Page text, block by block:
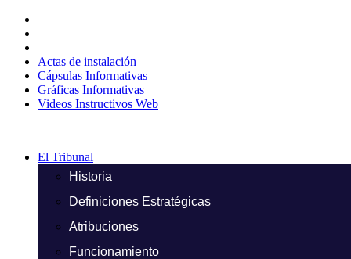
contenido
Actas de instalación
Cápsulas Informativas
Gráficas Informativas
Videos Instructivos Web
El Tribunal
Historia
Definiciones Estratégicas
Atribuciones
Funcionamiento